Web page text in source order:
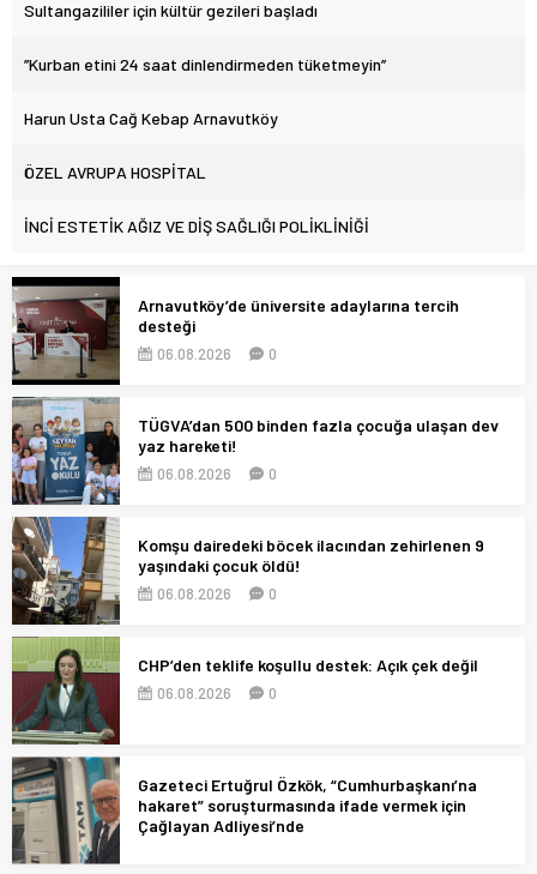
Sultangazililer için kültür gezileri başladı
’’Kurban etini 24 saat dinlendirmeden tüketmeyin’’
Harun Usta Cağ Kebap Arnavutköy
ÖZEL AVRUPA HOSPİTAL
İNCİ ESTETİK AĞIZ VE DİŞ SAĞLIĞI POLİKLİNİĞİ
Arnavutköy’de üniversite adaylarına tercih
desteği
06.08.2026 0
TÜGVA’dan 500 binden fazla çocuğa ulaşan dev
yaz hareketi!
06.08.2026 0
Komşu dairedeki böcek ilacından zehirlenen 9
yaşındaki çocuk öldü!
06.08.2026 0
CHP’den teklife koşullu destek: Açık çek değil
06.08.2026 0
Gazeteci Ertuğrul Özkök, “Cumhurbaşkanı’na
hakaret” soruşturmasında ifade vermek için
Çağlayan Adliyesi’nde